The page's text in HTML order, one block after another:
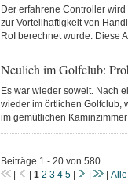
Der erfahrene Controller
zur Vorteilhaftigkeit von
RoI berechnet wurde. Diese
Neulich im Golfclub:
Es war wieder soweit. Nach
wieder im örtlichen Golfclub,
im gemütlichen
Beiträge 1 - 20 von 580
|
1 2 3 4 5| | Alle